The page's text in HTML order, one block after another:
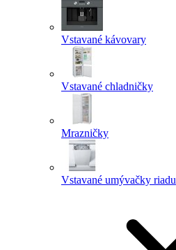
Vstavané kávovary
Vstavané chladničky
Mrazničky
Vstavané umývačky riadu